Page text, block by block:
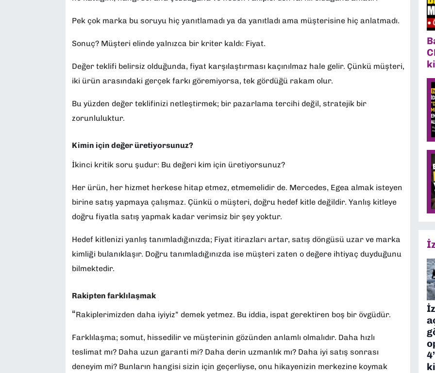
Pek çok marka bu soruyu hiç yanıtlamadı ya da yanıtladı ama müşterisine hiç anlatmadı.
Sonuç? Müşteri elinde yalnızca bir kriter kaldı: Fiyat.
Değer teklifi belirsiz olduğunda, fiyat karşılaştırması kaçınılmaz hale gelir. Çünkü müşteri,
iki ürün arasındaki gerçek farkı göremiyorsa, tek gördüğü rakam olur.
Bu yüzden değer teklifinizi netleştirmek; bir pazarlama tercihi değil, stratejik bir
zorunluluktur.
Kimin için değer üretiyorsunuz?
İkinci kritik soru şudur: Bu değeri kim için üretiyorsunuz?
Her ürün, her hizmet herkese hitap etmez, etmemelidir de. Mercedes, Egea almak isteyen
birine satış yapmaya çalışmaz. Çünkü o müşteri, doğru hedef kitle değildir. Yanlış kitleye
doğru fiyatla satış yapmak kadar verimsiz bir şey yoktur.
Hedef kitlenizi yanlış tanımladığınızda; Fiyat itirazları artar, satış döngüsü uzar ve marka
kimliği bulanıklaşır. Doğru tanımladığınızda ise müşteri zaten o değere ihtiyaç duyduğunu
bilmektedir.
Rakipten farklılaşmak
“Rakiplerimizden daha iyiyiz” demek yetmez. Bu iddia, ispat gerektiren boş bir övgüdür.
Farklılaşma; somut, hissedilir ve müşterinin gözünden anlamlı olmalıdır. Daha hızlı
teslimat mı? Daha uzun garanti mi? Daha derin uzmanlık mı? Daha iyi satış sonrası
deneyim mi? Bunların hangisi sizin için geçerliyse, onu hikayenizin merkezine koymak